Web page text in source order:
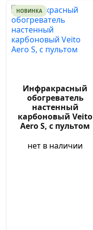
НОВИНКА
Инфракрасный
обогреватель
настенный
карбоновый Veito
Aero S, с пультом
нет в наличии